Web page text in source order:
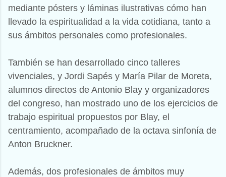
mediante pósters y láminas ilustrativas cómo han
llevado la espiritualidad a la vida cotidiana, tanto a
sus ámbitos personales como profesionales.
También se han desarrollado cinco talleres
vivenciales, y Jordi Sapés y María Pilar de Moreta,
alumnos directos de Antonio Blay y organizadores
del congreso, han mostrado uno de los ejercicios de
trabajo espiritual propuestos por Blay, el
centramiento, acompañado de la octava sinfonía de
Anton Bruckner.
Además, dos profesionales de ámbitos muy